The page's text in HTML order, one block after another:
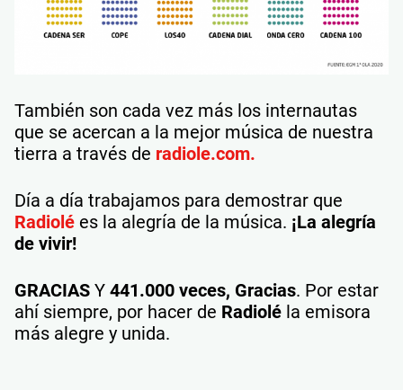
También son cada vez más los internautas
que se acercan a la mejor música de nuestra
tierra a través de radiole.com.
Día a día trabajamos para demostrar que
Radiolé es la alegría de la música. ¡La alegría
de vivir!
GRACIAS Y 441.000 veces, Gracias. Por estar
ahí siempre, por hacer de Radiolé la emisora
más alegre y unida.